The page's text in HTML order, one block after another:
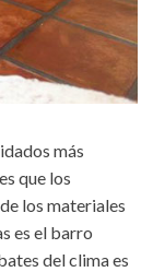
más
que los
los materiales
es el barro
del clima es